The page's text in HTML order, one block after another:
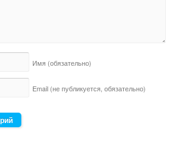
Имя (обязательно)
Email (не публикуется, обязательно)